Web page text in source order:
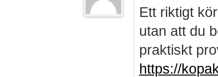
Ett riktigt
utan att du
praktiskt
https://